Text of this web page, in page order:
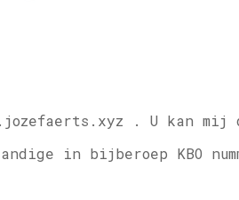
. U kan
in bijberoep KBO